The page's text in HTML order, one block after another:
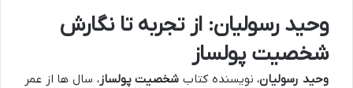
وحید رسولیان: از تجربه تا نگارش
شخصیت پولساز
وحید رسولیان، نویسنده کتاب شخصیت پولساز، سال ها از عمر